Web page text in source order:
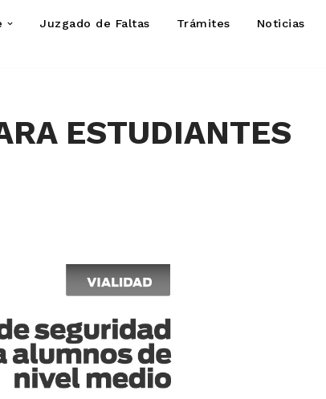
Juzgado de Faltas Trámites Noticias
ESTUDIANTES